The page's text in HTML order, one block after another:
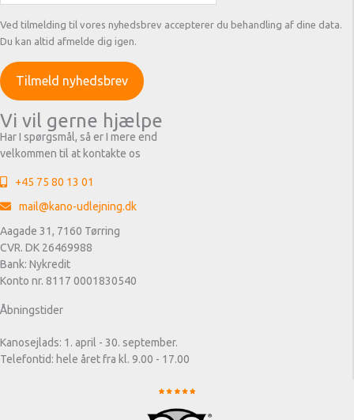
Ved tilmelding til vores nyhedsbrev accepterer du behandling af dine data.
Du kan altid afmelde dig igen.
Vi vil gerne hjælpe
Har I spørgsmål, så er I mere end
velkommen til at kontakte os
+45 75 80 13 01
mail@kano-udlejning.dk
Aagade 31, 7160 Tørring
CVR. DK 26469988
Bank: Nykredit
Konto nr. 8117 0001830540
Åbningstider
Kanosejlads: 1. april - 30. september.
Telefontid: hele året fra kl. 9.00 - 17.00